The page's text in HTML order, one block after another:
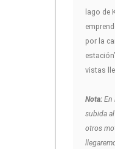
lago de
por la
vistas
Nota: En
subida
otros